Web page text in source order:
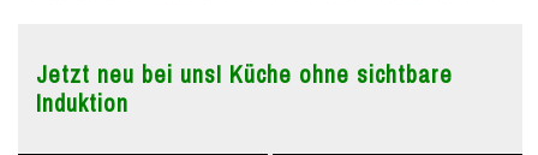
Jetzt neu bei uns! Küche ohne sichtbare
Induktion